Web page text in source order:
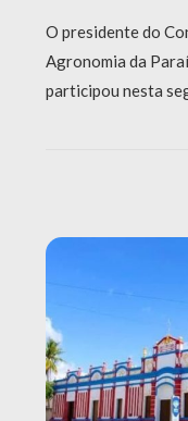
O presidente do
Agronomia da
participou nesta